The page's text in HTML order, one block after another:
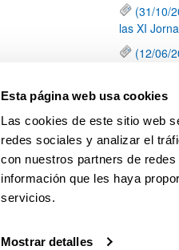
Esta página web usa cookies
Las cookies de este sitio web
redes sociales y analizar el
con nuestros partners de
información que les haya
servicios.
Mostrar detalles
(31/10/
las XI
(12/06/
una